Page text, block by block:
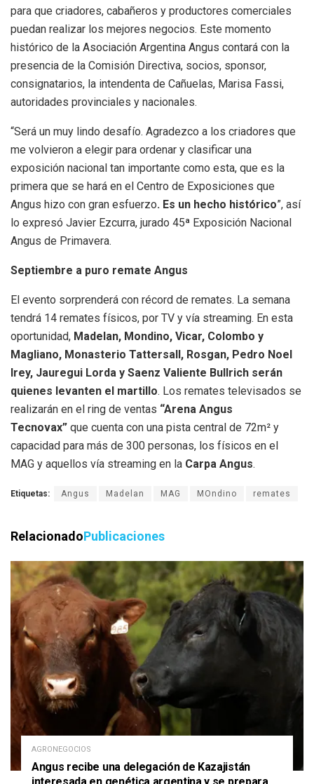
para que criadores, cabañeros y productores comerciales
puedan realizar los mejores negocios. Este momento
histórico de la Asociación Argentina Angus contará con la
presencia de la Comisión Directiva, socios, sponsor,
consignatarios, la intendenta de Cañuelas, Marisa Fassi,
autoridades provinciales y nacionales.
“Será un muy lindo desafío. Agradezco a los criadores que
me volvieron a elegir para ordenar y clasificar una
exposición nacional tan importante como esta, que es la
primera que se hará en el Centro de Exposiciones que
Angus hizo con gran esfuerzo. Es un hecho histórico”, así
lo expresó Javier Ezcurra, jurado 45ª Exposición Nacional
Angus de Primavera.
Septiembre a puro remate Angus
El evento sorprenderá con récord de remates. La semana
tendrá 14 remates físicos, por TV y vía streaming. En esta
oportunidad, Madelan, Mondino, Vicar, Colombo y
Magliano, Monasterio Tattersall, Rosgan, Pedro Noel
Irey, Jauregui Lorda y Saenz Valiente Bullrich serán
quienes levanten el martillo. Los remates televisados se
realizarán en el ring de ventas “Arena Angus
Tecnovax” que cuenta con una pista central de 72m² y
capacidad para más de 300 personas, los físicos en el
MAG y aquellos vía streaming en la Carpa Angus.
Etiquetas: Angus Madelan MAG MOndino remates
RelacionadoPublicaciones
AGRONEGOCIOS
Angus recibe una delegación de Kazajistán
interesada en genética argentina y se prepara